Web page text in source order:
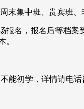
末集中班、贵宾班
报名，报名后等档
。
能初学，详情请电话